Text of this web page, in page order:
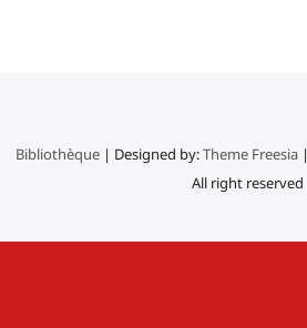
Bibliothèque| Designed by:Theme Freesia|
All right reserved